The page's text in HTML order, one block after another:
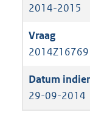
2014-2015
2014Z16769
29-09-2014